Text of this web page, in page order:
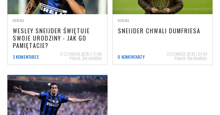
OGÓLNA
WESLEY SNEIJDER ŚWIĘTUJE
SWOJE URODZINY - JAK GO
PAMIĘTACIE?
3 KOMENTARZE 9 CZERWCA 2025 | 11:40
PAWEŁ ŚWINARSKI
OGÓLNA
SNEIJDER CHWALI DUMFRIESA
0 KOMENTARZY 3 CZERWCA 2025 | 07:42
PAWEŁ ŚWINARSKI